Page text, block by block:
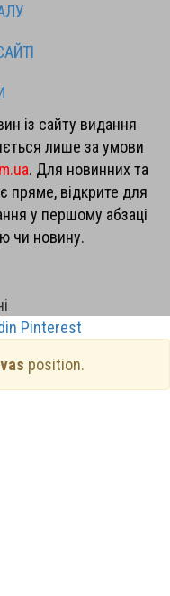
із сайту видання
лише за умови
. Для новинних та
пряме, відкрите для
у першому абзаці
чи новину.
Pinterest
position.